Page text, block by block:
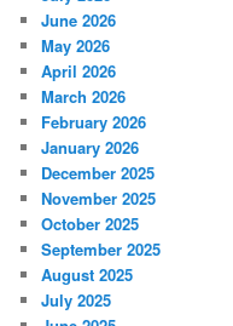
June 2026
May 2026
April 2026
March 2026
February 2026
January 2026
December 2025
November 2025
October 2025
September 2025
August 2025
July 2025